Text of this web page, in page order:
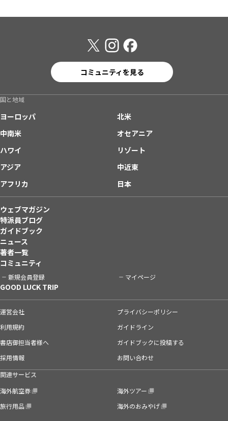
コミュニティを見る
国と地域
ヨーロッパ
北米
中南米
オセアニア
ハワイ
リゾート
アジア
中近東
アフリカ
日本
ウェブマガジン
特派員ブログ
ガイドブック
ニュース
著者一覧
コミュニティ
新規会員登録 マイページ
GOOD LUCK TRIP
運営会社
プライバシーポリシー
利用規約
ガイドライン
書店御担当者様へ
ガイドブックに投稿する
採用情報
お問い合わせ
関連サービス
海外航空券
海外ツアー
旅行用品
海外のおみやげ